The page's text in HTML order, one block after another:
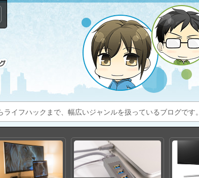
イフハックまで、幅広いジャンルを扱っているブログです。